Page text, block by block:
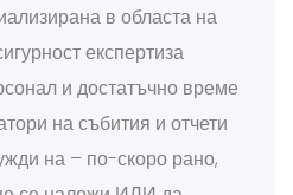
в областа на
експертиза
и достатъчно време
на събития и отчети
на – по-скоро рано,